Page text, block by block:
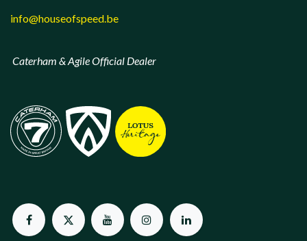
info@houseofspeed.be
Caterham & Agile Official Dealer